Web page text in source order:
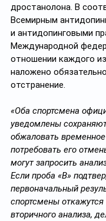
дростанолона. В
Всемирным
и антидопинговыми
Международной
отношении каждого
наложено
отстранение.
«Оба спортсмена
уведомлены
обжаловать
потребовать его
могут запросить
Если проба «B»
первоначальный
спортсмены откажутся
вторичного анализа,